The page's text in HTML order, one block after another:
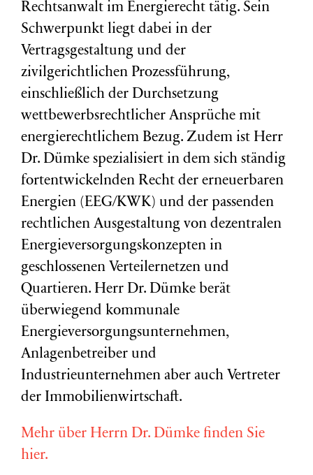
Rechtsanwalt im Energierecht tätig. Sein
Schwerpunkt liegt dabei in der
Vertragsgestaltung und der
zivilgerichtlichen Prozessführung,
einschließlich der Durchsetzung
wettbewerbsrechtlicher Ansprüche mit
energierechtlichem Bezug. Zudem ist Herr
Dr. Dümke spezialisiert in dem sich ständig
fortentwickelnden Recht der erneuerbaren
Energien (EEG/KWK) und der passenden
rechtlichen Ausgestaltung von dezentralen
Energieversorgungskonzepten in
geschlossenen Verteilernetzen und
Quartieren. Herr Dr. Dümke berät
überwiegend kommunale
Energieversorgungsunternehmen,
Anlagenbetreiber und
Industrieunternehmen aber auch Vertreter
der Immobilienwirtschaft.
Mehr über Herrn Dr. Dümke finden Sie
hier.